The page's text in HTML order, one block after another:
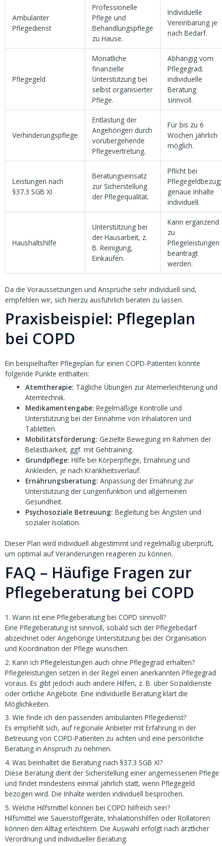
Ambulanter
Pflegedienst
Professionelle
Pflege und
Behandlungspflege
zu Hause.
Individuelle
Vereinbarung je
nach Bedarf.
Pflegegeld
Monatliche
finanzielle
Unterstützung bei
selbst organisierter
Pflege.
Abhängig vom
Pflegegrad;
individuelle
Beratung
sinnvoll.
Verhinderungspflege
Entlastung der
Angehörigen durch
vorübergehende
Pflegevertretung.
Für bis zu 6
Wochen jährlich
möglich.
Leistungen nach
§37.3 SGB XI
Beratungseinsatz
zur Sicherstellung
der Pflegequalität.
Pflicht bei
Pflegegeldbezug;
genaue Inhalte
individuell.
Haushaltshilfe
Unterstützung bei
der Hausarbeit, z.
B. Reinigung,
Einkaufen.
Kann ergänzend
zu
Pflegeleistungen
beantragt
werden.
Da die Voraussetzungen und Ansprüche sehr individuell sind,
empfehlen wir, sich hierzu ausführlich beraten zu lassen.
Praxisbeispiel: Pflegeplan
bei COPD
Ein beispielhafter Pflegeplan für einen COPD-Patienten könnte
folgende Punkte enthalten:
Atemtherapie: Tägliche Übungen zur Atemerleichterung und
Atemtechnik.
Medikamentengabe: Regelmäßige Kontrolle und
Unterstützung bei der Einnahme von Inhalatoren und
Tabletten.
Mobilitätsförderung: Gezielte Bewegung im Rahmen der
Belastbarkeit, ggf. mit Gehtraining.
Grundpflege: Hilfe bei Körperpflege, Ernährung und
Ankleiden, je nach Krankheitsverlauf.
Ernährungsberatung: Anpassung der Ernährung zur
Unterstützung der Lungenfunktion und allgemeinen
Gesundheit.
Psychosoziale Betreuung: Begleitung bei Ängsten und
sozialer Isolation.
Dieser Plan wird individuell abgestimmt und regelmäßig überprüft,
um optimal auf Veränderungen reagieren zu können.
FAQ – Häufige Fragen zur
Pflegeberatung bei COPD
1. Wann ist eine Pflegeberatung bei COPD sinnvoll?
Eine Pflegeberatung ist sinnvoll, sobald sich der Pflegebedarf
abzeichnet oder Angehörige Unterstützung bei der Organisation
und Koordination der Pflege wünschen.
2. Kann ich Pflegeleistungen auch ohne Pflegegrad erhalten?
Pflegeleistungen setzen in der Regel einen anerkannten Pflegegrad
voraus. Es gibt jedoch auch andere Hilfen, z. B. über Sozialdienste
oder örtliche Angebote. Eine individuelle Beratung klärt die
Möglichkeiten.
3. Wie finde ich den passenden ambulanten Pflegedienst?
Es empfiehlt sich, auf regionale Anbieter mit Erfahrung in der
Betreuung von COPD-Patienten zu achten und eine persönliche
Beratung in Anspruch zu nehmen.
4. Was beinhaltet die Beratung nach §37.3 SGB XI?
Diese Beratung dient der Sicherstellung einer angemessenen Pflege
und findet mindestens einmal jährlich statt, wenn Pflegegeld
bezogen wird. Die Inhalte werden individuell besprochen.
5. Welche Hilfsmittel können bei COPD hilfreich sein?
Hilfsmittel wie Sauerstoffgeräte, Inhalationshilfen oder Rollatoren
können den Alltag erleichtern. Die Auswahl erfolgt nach ärztlicher
Verordnung und individueller Beratung.